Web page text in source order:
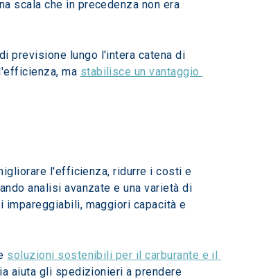
scala che in precedenza non era
ma stabilisce un vantaggio
l'efficienza, ridurre i costi e
analisi avanzate e una varietà di
maggiori capacità e
soluzioni sostenibili per il carburante e il
aiuta gli spedizionieri a prendere